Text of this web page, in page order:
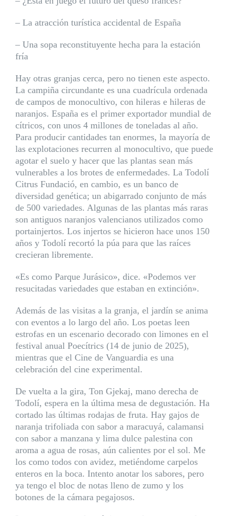
– La atracción turística accidental de España
– Una sopa reconstituyente hecha para la estación
fría
Hay otras granjas cerca, pero no tienen este aspecto.
La campiña circundante es una cuadrícula ordenada
de campos de monocultivo, con hileras e hileras de
naranjos. España es el primer exportador mundial de
cítricos, con unos 4 millones de toneladas al año.
Para producir cantidades tan enormes, la mayoría de
las explotaciones recurren al monocultivo, que puede
agotar el suelo y hacer que las plantas sean más
vulnerables a los brotes de enfermedades. La Todolí
Citrus Fundació, en cambio, es un banco de
diversidad genética; un abigarrado conjunto de más
de 500 variedades. Algunas de las plantas más raras
son antiguos naranjos valencianos utilizados como
portainjertos. Los injertos se hicieron hace unos 150
años y Todolí recortó la púa para que las raíces
crecieran libremente.
«Es como Parque Jurásico», dice. «Podemos ver
resucitadas variedades que estaban en extinción».
Además de las visitas a la granja, el jardín se anima
con eventos a lo largo del año. Los poetas leen
estrofas en un escenario decorado con limones en el
festival anual Poecítrics (14 de junio de 2025),
mientras que el Cine de Vanguardia es una
celebración del cine experimental.
De vuelta a la gira, Ton Gjekaj, mano derecha de
Todolí, espera en la última mesa de degustación. Ha
cortado las últimas rodajas de fruta. Hay gajos de
naranja trifoliada con sabor a maracuyá, calamansi
con sabor a manzana y lima dulce palestina con
aroma a agua de rosas, aún calientes por el sol. Me
los como todos con avidez, metiéndome carpelos
enteros en la boca. Intento anotar los sabores, pero
ya tengo el bloc de notas lleno de zumo y los
botones de la cámara pegajosos.